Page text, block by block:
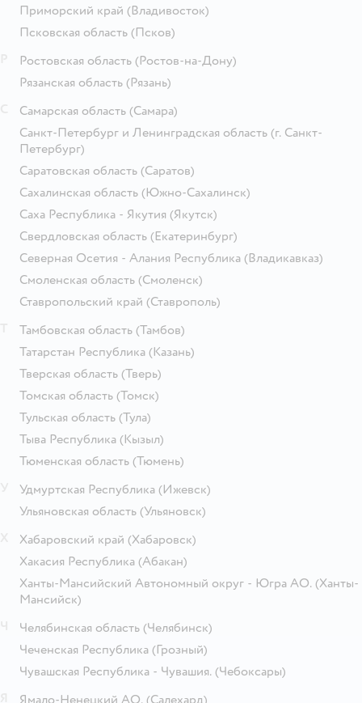
Приморский край (Владивосток)
Псковская область (Псков)
Ростовская область (Ростов-на-Дону)
Рязанская область (Рязань)
Самарская область (Самара)
Санкт-Петербург и Ленинградская область (г. Санкт-
Петербург)
Саратовская область (Саратов)
Сахалинская область (Южно-Сахалинск)
Саха Республика - Якутия (Якутск)
Свердловская область (Екатеринбург)
Северная Осетия - Алания Республика (Владикавказ)
Смоленская область (Смоленск)
Ставропольский край (Ставрополь)
Тамбовская область (Тамбов)
Татарстан Республика (Казань)
Тверская область (Тверь)
Томская область (Томск)
Тульская область (Тула)
Тыва Республика (Кызыл)
Тюменская область (Тюмень)
Удмуртская Республика (Ижевск)
Ульяновская область (Ульяновск)
Хабаровский край (Хабаровск)
Хакасия Республика (Абакан)
Ханты-Мансийский Автономный округ - Югра АО. (Ханты-
Мансийск)
Челябинская область (Челябинск)
Чеченская Республика (Грозный)
Чувашская Республика - Чувашия. (Чебоксары)
Ямало-Ненецкий АО. (Салехард)